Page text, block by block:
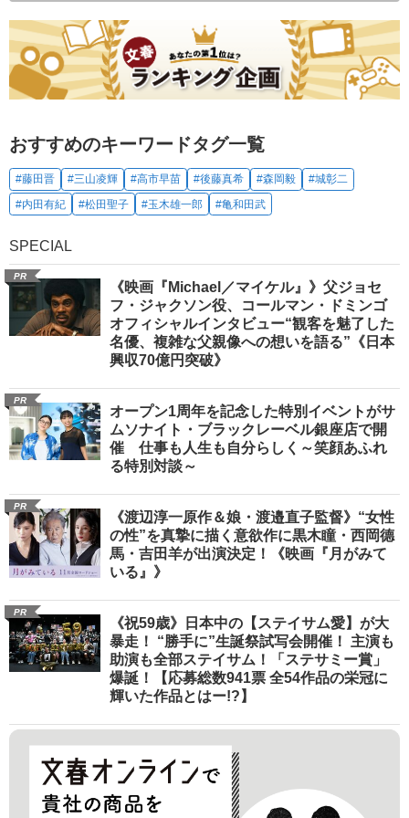
おすすめのキーワードタグ一覧
#藤田晋 #三山凌輝 #高市早苗 #後藤真希 #森岡毅
#城彰二
#内田有紀
#松田聖子 #玉木雄一郎 #亀和田武
SPECIAL
PR
《映画『Michael／マイケル』》父ジョセ
フ・ジャクソン役、コールマン・ドミンゴ
オフィシャルインタビュー“観客を魅了した
名優、複雑な父親像への想いを語る”《日本
興収70億円突破》
PR
オープン1周年を記念した特別イベントがサ
ムソナイト・ブラックレーベル銀座店で開
催 仕事も人生も自分らしく～笑顔あふれ
る特別対談～
PR
《渡辺淳一原作＆娘・渡邉直子監督》“女性
の性”を真摯に描く意欲作に黒木瞳・西岡德
馬・吉田羊が出演決定！《映画『月がみて
いる』》
PR
《祝59歳》日本中の【ステイサム愛】が大
暴走！ “勝手に”生誕祭試写会開催！ 主演も
助演も全部ステイサム！「ステサミー賞」
爆誕！【応募総数941票 全54作品の栄冠に
輝いた作品とはー!?】